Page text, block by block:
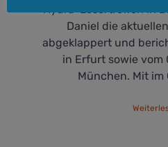
Hydra-Lesertreffen in
Daniel die
abgeklappert und
in Erfurt sowie vom
München. Mit im